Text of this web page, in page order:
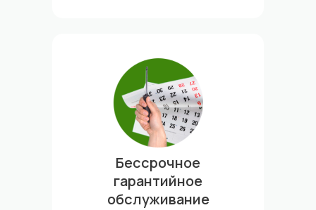
Бессрочное
гарантийное
обслуживание